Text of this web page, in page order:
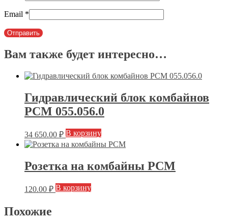
Email *
Вам также будет интересно…
Гидравлический блок комбайнов
РСМ 055.056.0
34 650.00 ₽ В корзину
Розетка на комбайны РСМ
120.00 ₽ В корзину
Похожие